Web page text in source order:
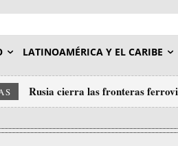
LATINOAMÉRICA Y EL CARIBE
Rusia cierra las fronteras